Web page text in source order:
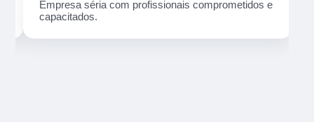
Empresa séria com profissionais comprometidos e
capacitados.